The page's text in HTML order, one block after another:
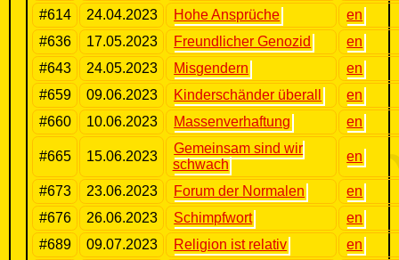
#614
24.04.2023 Hohe Ansprüche
en
#636
17.05.2023 Freundlicher Genozid
en
#643
24.05.2023 Misgendern
en
#659
09.06.2023 Kinderschänder überall
en
#660
10.06.2023 Massenverhaftung en
#665 15.06.2023
Gemeinsam sind wir
schwach
en
#673 23.06.2023 Forum der Normalen
en
#676
26.06.2023 Schimpfwort
en
#689
09.07.2023 Religion ist relativ en